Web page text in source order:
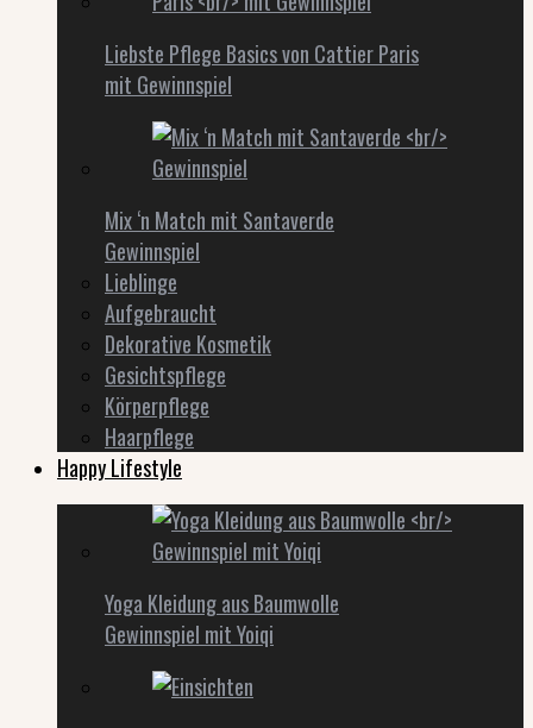
Liebste Pflege Basics von Cattier Paris
mit Gewinnspiel
Mix ‘n Match mit Santaverde
Gewinnspiel
Lieblinge
Aufgebraucht
Dekorative Kosmetik
Gesichtspflege
Körperpflege
Haarpflege
Happy Lifestyle
Yoga Kleidung aus Baumwolle
Gewinnspiel mit Yoiqi